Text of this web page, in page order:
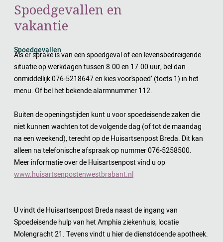
Spoedgevallen en
vakantie
Spoedgevallen
Als er sprake is van een spoedgeval of een levensbedreigende
situatie op werkdagen tussen 8.00 en 17.00 uur, bel dan
onmiddellijk 076-5218647 en kies voor'spoed’ (toets 1) in het
menu. Of bel het bekende alarmnummer 112.
Buiten de openingstijden kunt u voor spoedeisende zaken die
niet kunnen wachten tot de volgende dag (of tot de maandag
na een weekend), terecht op de Huisartsenpost Breda. Dit kan
alleen na telefonische afspraak op nummer 076-5258500.
Meer informatie over de Huisartsenpost vind u op
www.huisartsenpostenwestbrabant.nl
U vindt de Huisartsenpost Breda naast de ingang van
Spoedeisende hulp van het Amphia ziekenhuis, locatie
Molengracht 21. Tevens vindt u hier de dienstdoende apotheek.